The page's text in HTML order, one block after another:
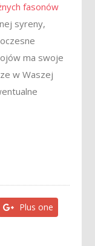
fasonów
syreny,
ma swoje
w Waszej
Plus one